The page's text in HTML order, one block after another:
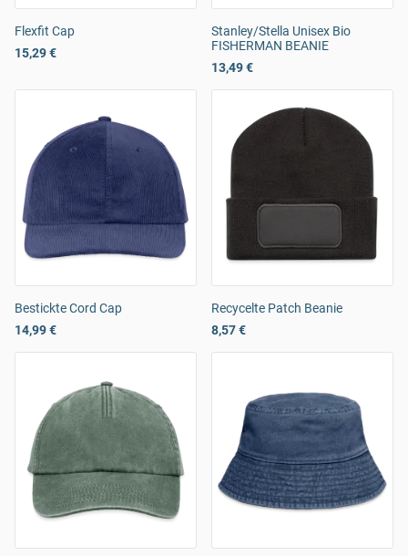
Flexfit Cap
15,29 €
Stanley/Stella Unisex Bio
FISHERMAN BEANIE
13,49 €
Bestickte Cord Cap
14,99 €
Recycelte Patch Beanie
8,57 €